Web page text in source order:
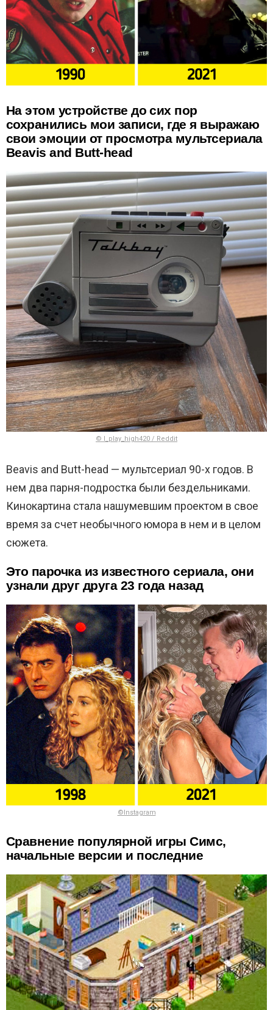
На этом устройстве до сих пор
сохранились мои записи, где я выражаю
свои эмоции от просмотра мультсериала
Beavis and Butt-head
© I_play_high420 / Reddit
Beavis and Butt-head — мультсериал 90-х годов. В
нем два парня-подростка были бездельниками.
Кинокартина стала нашумевшим проектом в свое
время за счет необычного юмора в нем и в целом
сюжета.
Это парочка из известного сериала, они
узнали друг друга 23 года назад
©Instagram
Сравнение популярной игры Симс,
начальные версии и последние